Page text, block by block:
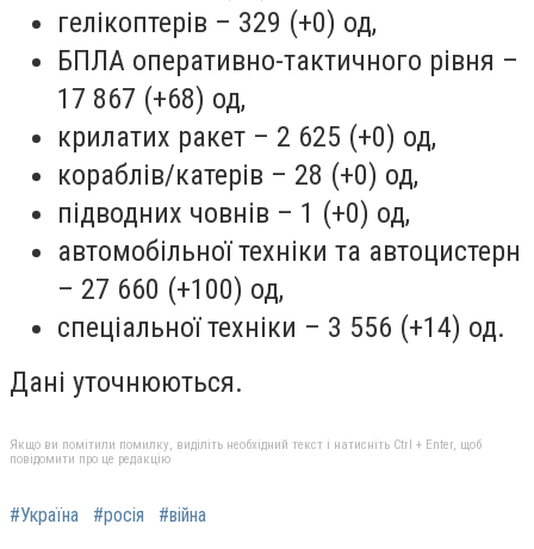
гелікоптерів – 329 (+0) од,
БПЛА оперативно-тактичного рівня –
17 867 (+68) од,
крилатих ракет – 2 625 (+0) од,
кораблів/катерів – 28 (+0) од,
підводних човнів – 1 (+0) од,
автомобільної техніки та автоцистерн
– 27 660 (+100) од,
спеціальної техніки – 3 556 (+14) од.
Дані уточнюються.
Якщо ви помітили помилку, виділіть необхідний текст і натисніть Ctrl + Enter, щоб
повідомити про це редакцію
#Україна #росія #війна